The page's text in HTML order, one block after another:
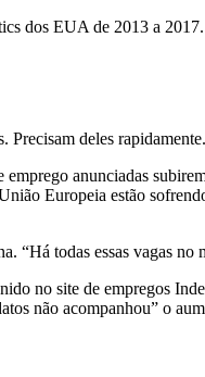
EUA de 2013 a
deles
anunciadas
Europeia estão
todas essas vagas no
no site de empregos
não acompanhou” o